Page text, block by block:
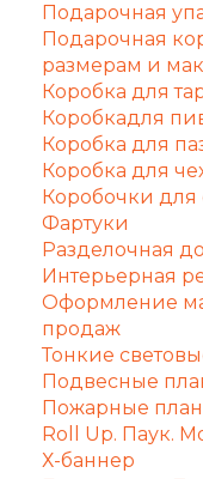
Подарочная
Подарочная
размерам и
Коробка для
Коробкадля
Коробка для
Коробка для
Коробочки для
Фартуки
Разделочная
Интерьерная
Оформление
продаж
Тонкие
Подвесные
Пожарные
Roll Up. Паук.
Х-баннер